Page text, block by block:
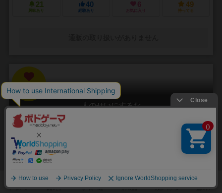
21
興味あり
40
経験あり
6
お気に入り
49
持ってる
No.31
人のせいにするな